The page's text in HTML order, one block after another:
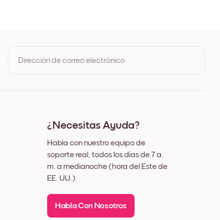
Dirección de correo electrónico
¿Necesitas Ayuda?
Habla con nuestro equipo de
soporte real, todos los días de 7 a.
m. a medianoche (hora del Este de
EE. UU.)
Habla Con Nosotros